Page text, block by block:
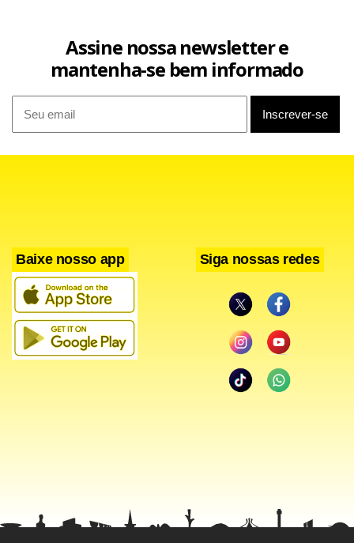
Assine nossa newsletter e
mantenha-se bem informado
Baixe nosso app Siga nossas redes